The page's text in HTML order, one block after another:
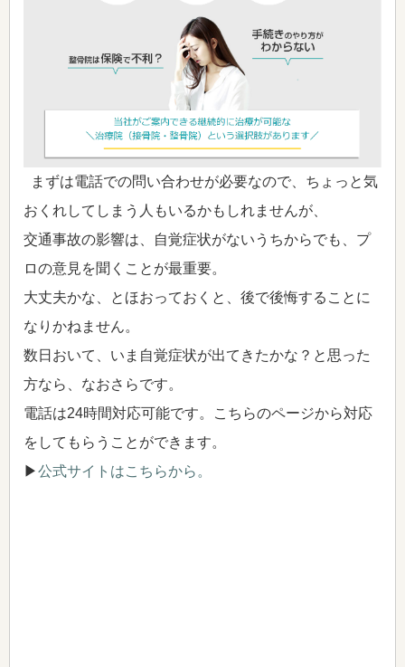
まずは電話での問い合わせが必要なので、ちょっと気
おくれしてしまう人もいるかもしれませんが、
交通事故の影響は、自覚症状がないうちからでも、プ
ロの意見を聞くことが最重要。
大丈夫かな、とほおっておくと、後で後悔することに
なりかねません。
数日おいて、いま自覚症状が出てきたかな？と思った
方なら、なおさらです。
電話は24時間対応可能です。こちらのページから対応
をしてもらうことができます。
▶公式サイトはこちらから。